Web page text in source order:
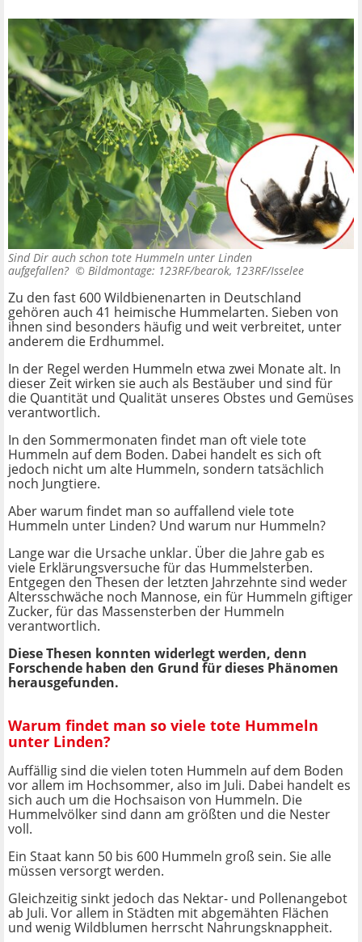
Sind Dir auch schon tote Hummeln unter Linden
aufgefallen? © Bildmontage: 123RF/bearok, 123RF/Isselee
Zu den fast 600 Wildbienenarten in Deutschland
gehören auch 41 heimische Hummelarten. Sieben von
ihnen sind besonders häufig und weit verbreitet, unter
anderem die Erdhummel.
In der Regel werden Hummeln etwa zwei Monate alt. In
dieser Zeit wirken sie auch als Bestäuber und sind für
die Quantität und Qualität unseres Obstes und Gemüses
verantwortlich.
In den Sommermonaten findet man oft viele tote
Hummeln auf dem Boden. Dabei handelt es sich oft
jedoch nicht um alte Hummeln, sondern tatsächlich
noch Jungtiere.
Aber warum findet man so auffallend viele tote
Hummeln unter Linden? Und warum nur Hummeln?
Lange war die Ursache unklar. Über die Jahre gab es
viele Erklärungsversuche für das Hummelsterben.
Entgegen den Thesen der letzten Jahrzehnte sind weder
Altersschwäche noch Mannose, ein für Hummeln giftiger
Zucker, für das Massensterben der Hummeln
verantwortlich.
Diese Thesen konnten widerlegt werden, denn
Forschende haben den Grund für dieses Phänomen
herausgefunden.
Warum findet man so viele tote Hummeln
unter Linden?
Auffällig sind die vielen toten Hummeln auf dem Boden
vor allem im Hochsommer, also im Juli. Dabei handelt es
sich auch um die Hochsaison von Hummeln. Die
Hummelvölker sind dann am größten und die Nester
voll.
Ein Staat kann 50 bis 600 Hummeln groß sein. Sie alle
müssen versorgt werden.
Gleichzeitig sinkt jedoch das Nektar- und Pollenangebot
ab Juli. Vor allem in Städten mit abgemähten Flächen
und wenig Wildblumen herrscht Nahrungsknappheit.